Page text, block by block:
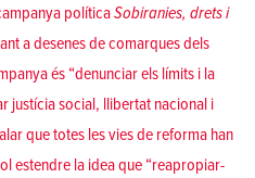
políticaSobiranies, drets i
a desenes de comarques dels
és “denunciar els límits i la
justícia social, llibertat nacional i
que totes les vies de reforma han
estendre la idea que “reapropiar-